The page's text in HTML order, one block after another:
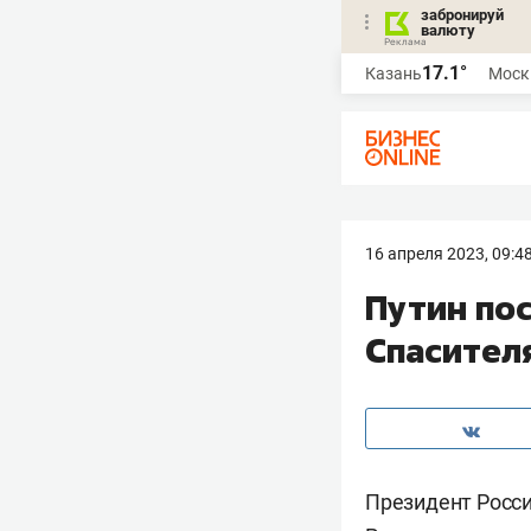
забронируй
валюту
Казань17.1°
16 апреля 2023,
Путин
Президент